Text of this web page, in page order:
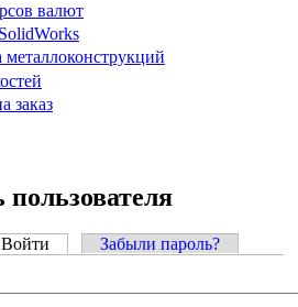
валют
металлоконструкций
заказ
Войти (активная вкладка)
Забыли пароль?